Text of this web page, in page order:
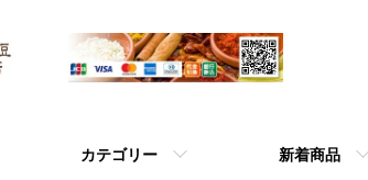
カテゴリー 新着商品